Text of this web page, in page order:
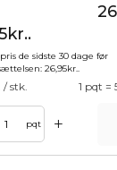
de sidste 30 dage før
26,95kr.
/ stk. 1 pqt =
pqt +
Tilføj til kurv